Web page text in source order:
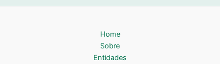
Home
Sobre
Entidades